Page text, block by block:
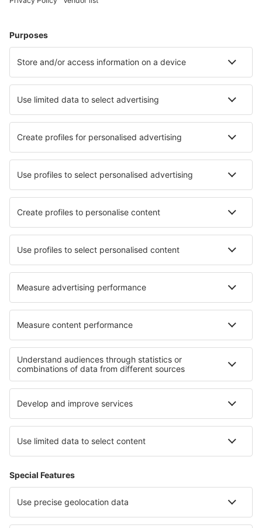
José M. YánezGeneral José María Yánez (GYM)
Acapulco Juan N. Álvarez (ACA)
General Leobardo C. Ruiz (ZCL)
Aguascalientes Lic. Jesus Tersn Peredo (AGU)
Licenciado Gustavo Diaz Ordaz (PVR)
Loreto (LTO)
Los Cabos (SJD)
Manuel Crescencio Rejón (MID)
Manuel Márquez de León (LAP)
Matamoros Airport (MAM)
Don Miguel Hidalgo y Costilla (GDL)
Minatitlan Airport (MTT)
Venustiano Carranza (LOV)
General Francisco J. Mujica (MLM)
Quetzalcóatl-Nuevo Laredo (NLD)
Palenque International Airport (PQM)
Piedras Negras (PDS)
Saltillo (SLW)
Playa de Oro (ZLO)
San Luis Potosí (SLP)